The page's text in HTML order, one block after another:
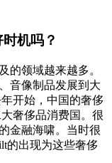
机吗？
的领域越来越多。
音像制品发展到大
开始，中国的奢侈
奢侈品消费国。很
金融海啸。当时很
的出现为这些奢侈